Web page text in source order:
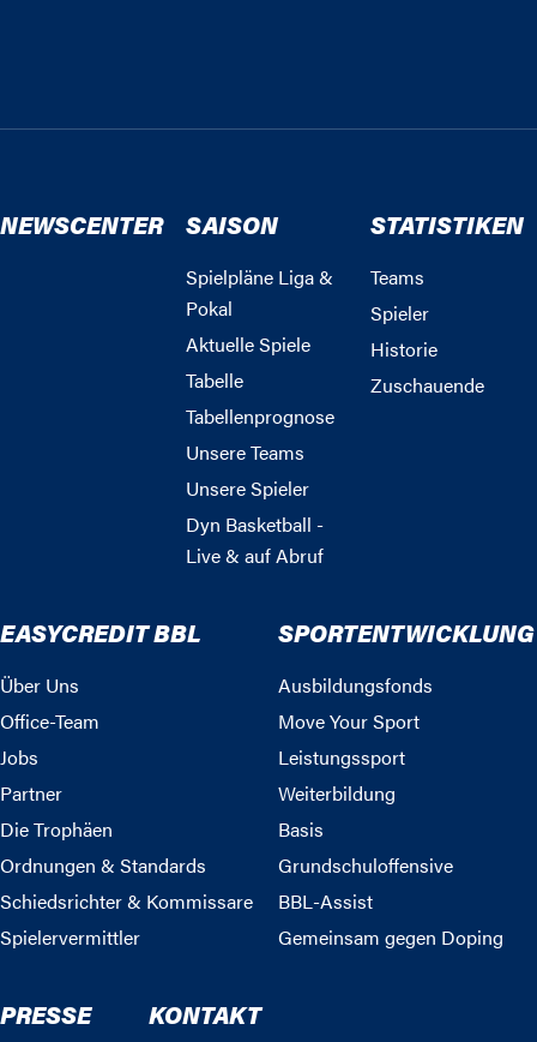
NEWSCENTER SAISON
Spielpläne Liga &
Pokal
Aktuelle Spiele
Tabelle
Tabellenprognose
Unsere Teams
Unsere Spieler
Dyn Basketball -
Live & auf Abruf
STATISTIKEN
Teams
Spieler
Historie
Zuschauende
EASYCREDIT BBL
Über Uns
Office-Team
Jobs
Partner
Die Trophäen
Ordnungen & Standards
Schiedsrichter & Kommissare
Spielervermittler
SPORTENTWICKLUNG
Ausbildungsfonds
Move Your Sport
Leistungssport
Weiterbildung
Basis
Grundschuloffensive
BBL-Assist
Gemeinsam gegen Doping
PRESSE KONTAKT